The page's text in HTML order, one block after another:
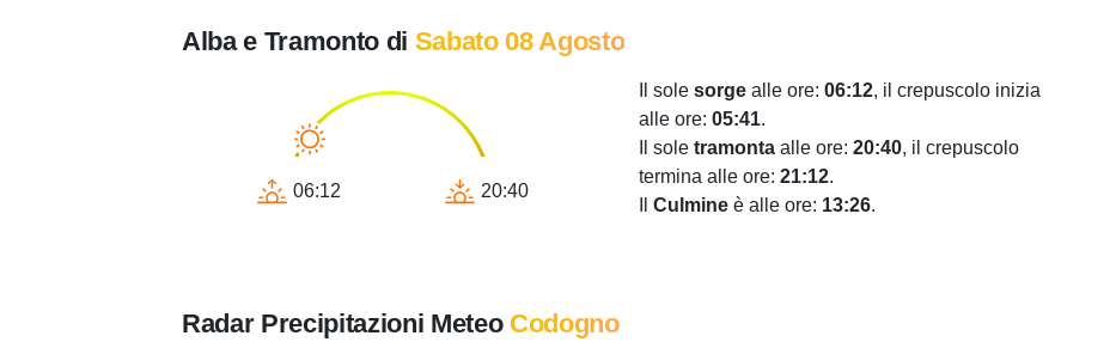
Alba e Tramonto di Sabato 08 Agosto
06:12 20:40
Il sole sorge alle ore: 06:12, il crepuscolo inizia
alle ore: 05:41.
Il sole tramonta alle ore: 20:40, il crepuscolo
termina alle ore: 21:12.
Culmine è alle ore: 13:26.
Radar Precipitazioni Meteo Codogno